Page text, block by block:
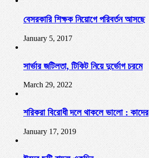
বেসরকারি শিক্ষক নিয়োগে পরিবর্তন আসছে
January 5, 2017
সার্ভার জটিলতা, টিকিট নিয়ে দুর্ভোগ চরমে
March 29, 2022
শরিকরা বিরোধী দলে থাকলে ভালো : কাদের
January 17, 2019